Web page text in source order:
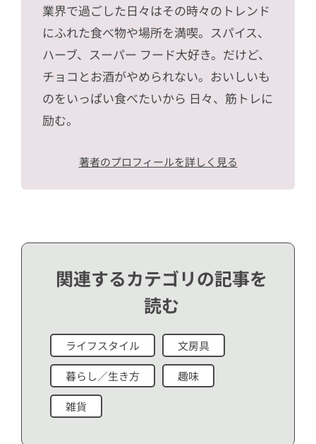
業界で過ごした日々はその時々のトレンド
にふれた食べ物や場所を満喫。スパイス、
ハーブ、スーパー フード大好き。だけど、
チョコとお酒がやめられない。おいしいも
のをいっぱい食べたいから 日々、筋トレに
励む。
著者のプロフィールを詳しく見る
関連するカテゴリの記事を
読む
ライフスタイル 文房具
暮らし／生き方 趣味
雑貨